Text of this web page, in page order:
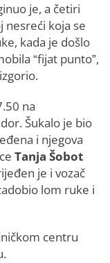
je, a četiri
nesreći koja se
kada je došlo
“fijat punto”,
na
Šukalo je bio
i njegova
Tanja Šobot
je i vozač
lom ruke i
centru